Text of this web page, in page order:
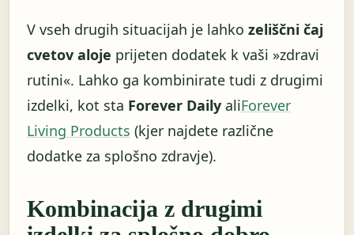
V vseh drugih situacijah je lahko zeliščni čaj
cvetov aloje prijeten dodatek k vaši »zdravi
rutini«. Lahko ga kombinirate tudi z drugimi
izdelki, kot sta Forever Daily aliForever
Living Products (kjer najdete različne
dodatke za splošno zdravje).
Kombinacija z drugimi